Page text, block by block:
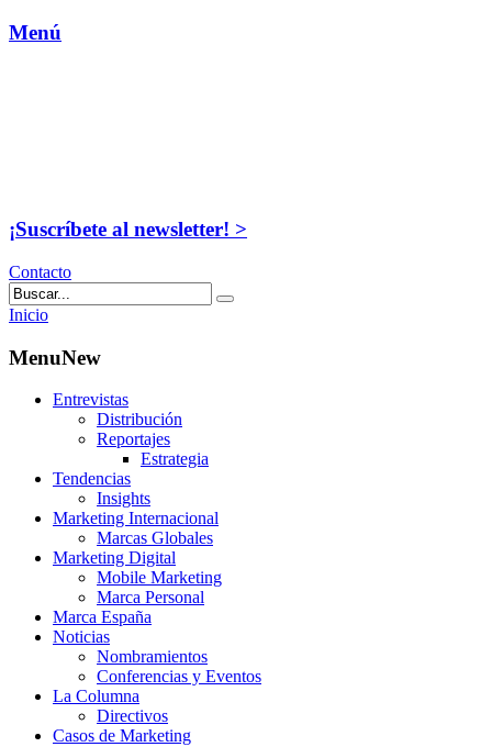
Menú
¡Suscríbete al newsletter! >
Contacto
Inicio
MenuNew
Entrevistas
Distribución
Reportajes
Estrategia
Tendencias
Insights
Marketing Internacional
Marcas Globales
Marketing Digital
Mobile Marketing
Marca Personal
Marca España
Noticias
Nombramientos
Conferencias y Eventos
La Columna
Directivos
Casos de Marketing